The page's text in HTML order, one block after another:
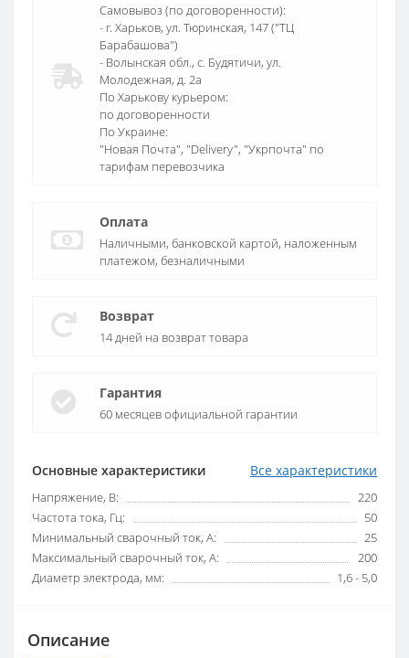
Основные характеристики Все характеристики
Напряжение, В:
220
Частота тока, Гц:
50
Минимальный сварочный ток, А:
25
Максимальный сварочный ток, А:
200
Диаметр электрода, мм:
1,6 - 5,0
Самовывоз (по договоренности):
- г. Харьков, ул. Тюринская, 147 ("ТЦ
Барабашова")
- Волынская обл., c. Будятичи, ул.
Молодежная, д. 2а
По Харькову курьером:
по договоренности
По Украине:
"Новая Почта", "Delivery", "Укрпочта" по
тарифам перевозчика
Оплата
Наличными, банковской картой, наложенным
платежом, безналичными
Возврат
14 дней на возврат товара
Гарантия
60 месяцев официальной гарантии
Описание